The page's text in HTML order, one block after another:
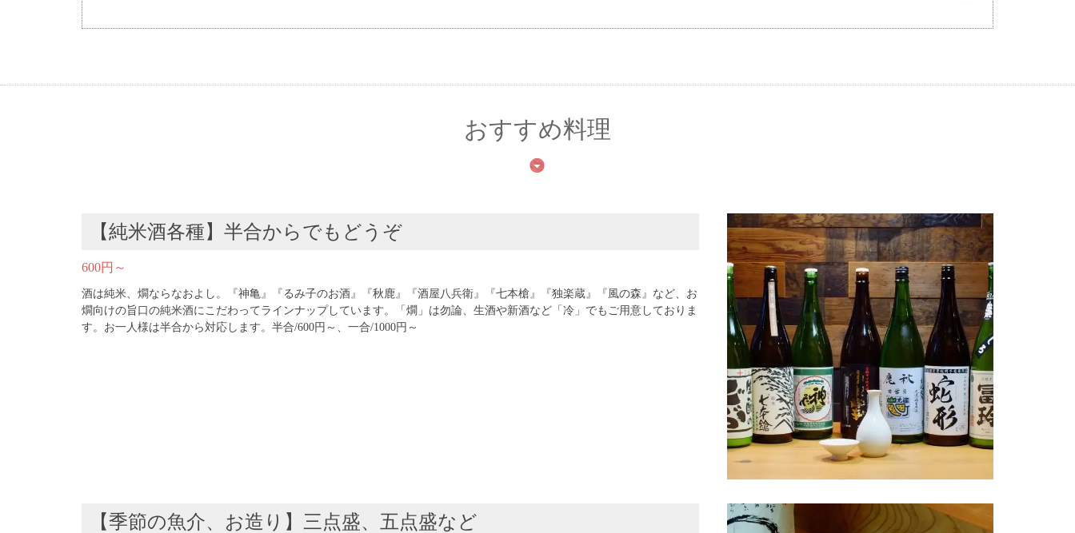
おすすめ料理
【純米酒各種】半合からでもどうぞ
600円～
酒は純米、燗ならなおよし。『神亀』『るみ子のお酒』『秋鹿』『酒屋八兵衛』『七本槍』『独楽蔵』『風の森』など、お
燗向けの旨口の純米酒にこだわってラインナップしています。「燗」は勿論、生酒や新酒など「冷」でもご用意しておりま
す。お一人様は半合から対応します。半合/600円～、一合/1000円～
【季節の魚介、お造り】三点盛、五点盛など